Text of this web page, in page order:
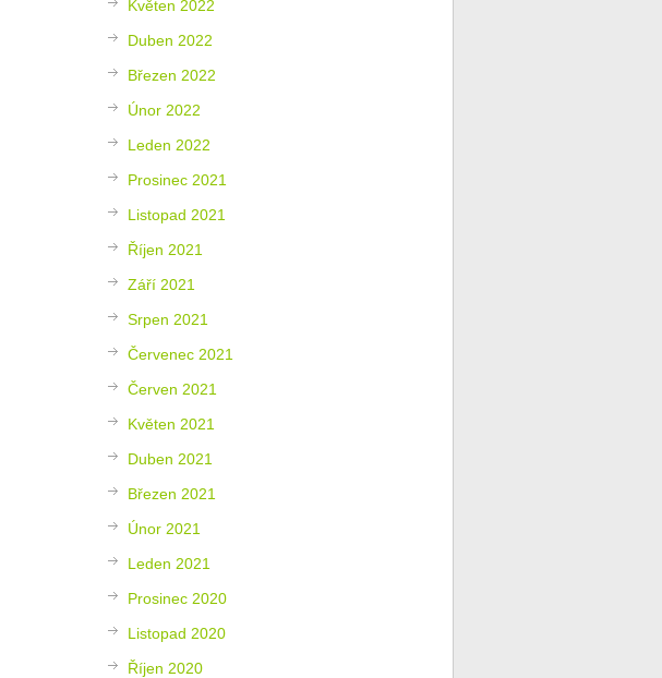
Květen 2022
Duben 2022
Březen 2022
Únor 2022
Leden 2022
Prosinec 2021
Listopad 2021
Říjen 2021
Září 2021
Srpen 2021
Červenec 2021
Červen 2021
Květen 2021
Duben 2021
Březen 2021
Únor 2021
Leden 2021
Prosinec 2020
Listopad 2020
Říjen 2020